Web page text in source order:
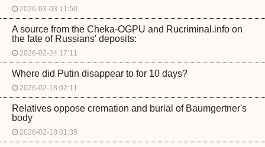
2026-03-03 11:50
A source from the Cheka-OGPU and Rucriminal.info on
the fate of Russians' deposits:
2026-02-24 17:11
Where did Putin disappear to for 10 days?
2026-02-18 02:11
Relatives oppose cremation and burial of Baumgertner's
body
2026-02-18 01:35